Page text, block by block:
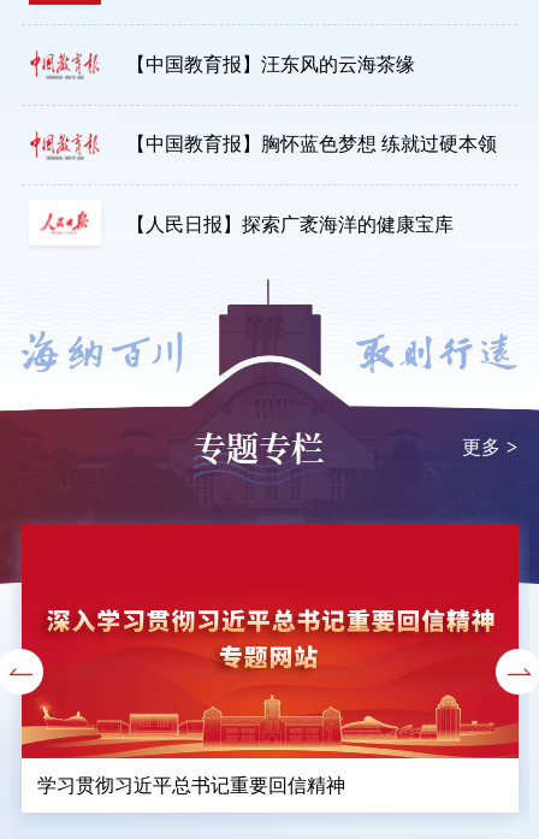
【中国教育报】汪东风的云海茶缘
【中国教育报】胸怀蓝色梦想 练就过硬本领
【人民日报】探索广袤海洋的健康宝库
专题专栏 更多 >
学习贯彻习近平总书记重要回信精神